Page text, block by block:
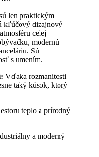
len praktickým
kľúčový dizajnový
celej
modernú
Sú
s umením.
Vďaka rozmanitosti
taký kúsok, ktorý
teplo a prírodný
a moderný